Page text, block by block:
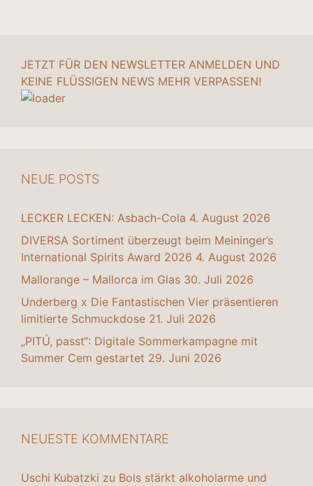
JETZT FÜR DEN NEWSLETTER ANMELDEN UND
KEINE FLÜSSIGEN NEWS MEHR VERPASSEN!
NEUE POSTS
LECKER LECKEN: Asbach-Cola 4. August 2026
DIVERSA Sortiment überzeugt beim Meininger’s
International Spirits Award 2026 4. August 2026
Mallorange – Mallorca im Glas 30. Juli 2026
Underberg x Die Fantastischen Vier präsentieren
limitierte Schmuckdose 21. Juli 2026
„PITÚ, passt“: Digitale Sommerkampagne mit
Summer Cem gestartet 29. Juni 2026
NEUESTE KOMMENTARE
Uschi Kubatzki zu Bols stärkt alkoholarme und